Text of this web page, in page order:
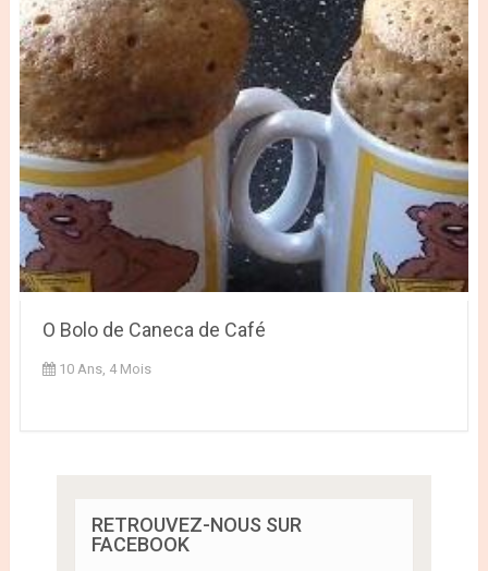
O Bolo de Caneca de Café
10 Ans, 4 Mois
RETROUVEZ-NOUS SUR
FACEBOOK